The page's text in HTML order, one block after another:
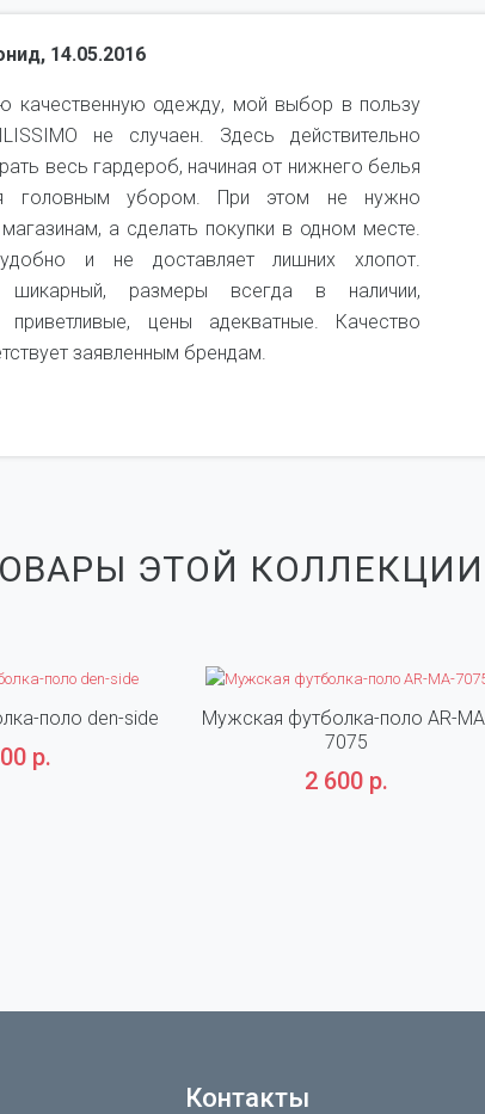
14.05.2016
качественную одежду, мой выбор в пользу
не случаен. Здесь действительно
весь гардероб, начиная от нижнего белья
головным убором. При этом не нужно
а сделать покупки в одном месте.
и не доставляет лишних хлопот.
шикарный, размеры всегда в наличии,
приветливые, цены адекватные. Качество
заявленным брендам.
ЭТОЙ КОЛЛЕКЦИИ
поло den-side
р.
Мужская футболка-поло AR-
7075
2 600 р.
Контакты